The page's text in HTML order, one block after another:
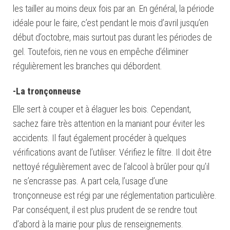
les tailler au moins deux fois par an. En général, l a période
idéale pour le faire, c’est pendant le mois d’avril jusqu’en
début d’octobre, mais surtout pas durant les périodes de
gel. Toutefois, rien ne vous en empêche d’éliminer
régulièrement les branches qui débordent.
-La tronçonneuse
Elle sert à couper et à élaguer les bois. Cependant,
sachez faire très attention en la maniant pour éviter les
accidents. Il faut également procéder à quelques
vérifications avant de l’utiliser. Vérifiez le filtre. Il doit être
nettoyé régulièrement avec de l’alcool à brûler pour qu’il
ne s’encrasse pas. A part cela, l’usage d’une
tronçonneuse est régi par une réglementation particulière.
Par conséquent, il est plus prudent de se rendre tout
d’abord à la mairie pour plus de renseignements.